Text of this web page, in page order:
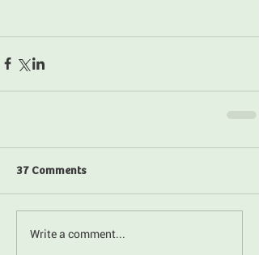
37 Comments
Write a comment...